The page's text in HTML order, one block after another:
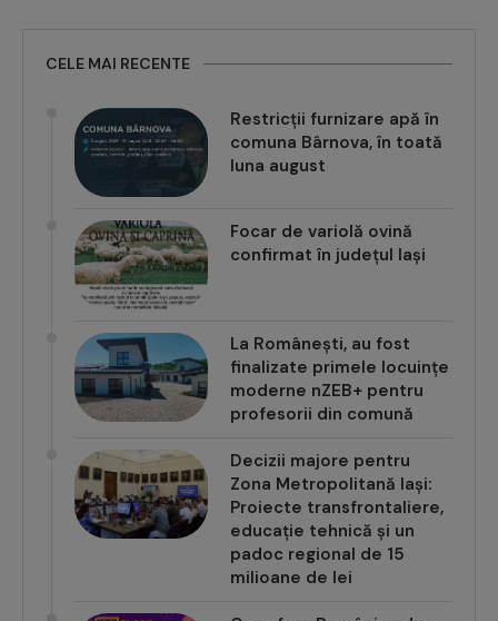
comuna Bârnova, în toată
luna august
confirmat în județul Iași
finalizate primele locuințe
moderne nZEB+ pentru
profesorii din comună
Zona Metropolitană Iași:
Proiecte transfrontaliere,
educație tehnică și un
padoc regional de 15
milioane de lei